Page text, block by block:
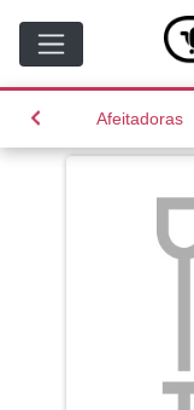
Afeitadoras